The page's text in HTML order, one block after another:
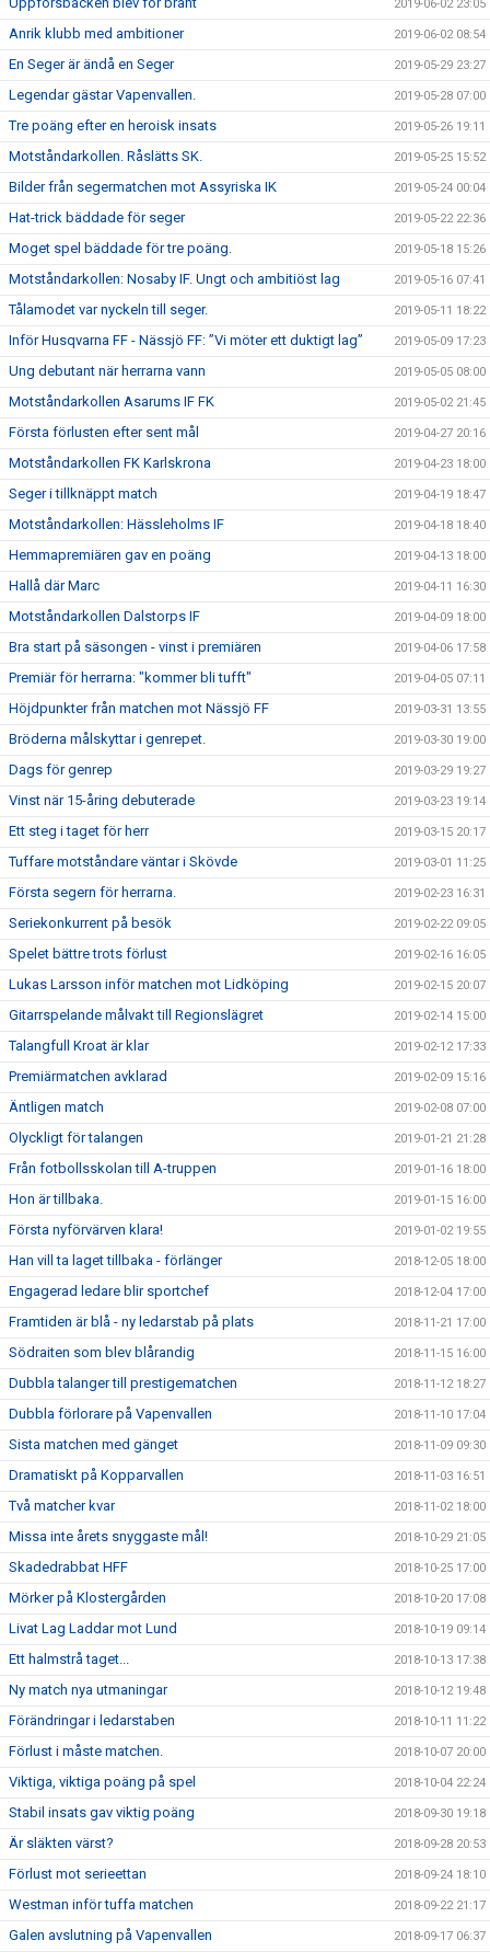
2019-06-02 23:05
Anrik klubb med ambitioner 2019-06-02 08:54
En Seger är ändå en Seger 2019-05-29 23:27
Legendar gästar Vapenvallen. 2019-05-28 07:00
Tre poäng efter en heroisk insats 2019-05-26 19:11
Motståndarkollen. Råslätts SK. 2019-05-25 15:52
Bilder från segermatchen mot Assyriska IK 2019-05-24 00:04
Hat-trick bäddade för seger 2019-05-22 22:36
Moget spel bäddade för tre poäng. 2019-05-18 15:26
Motståndarkollen: Nosaby IF. Ungt och ambitiöst lag 2019-05-16 07:41
Tålamodet var nyckeln till seger. 2019-05-11 18:22
Inför Husqvarna FF - Nässjö FF: ”Vi möter ett duktigt lag” 2019-05-09 17:23
Ung debutant när herrarna vann 2019-05-05 08:00
Motståndarkollen Asarums IF FK 2019-05-02 21:45
Första förlusten efter sent mål 2019-04-27 20:16
Motståndarkollen FK Karlskrona 2019-04-23 18:00
Seger i tillknäppt match 2019-04-19 18:47
Motståndarkollen: Hässleholms IF 2019-04-18 18:40
Hemmapremiären gav en poäng 2019-04-13 18:00
Hallå där Marc 2019-04-11 16:30
Motståndarkollen Dalstorps IF 2019-04-09 18:00
Bra start på säsongen - vinst i premiären 2019-04-06 17:58
Premiär för herrarna: "kommer bli tufft" 2019-04-05 07:11
Höjdpunkter från matchen mot Nässjö FF 2019-03-31 13:55
Bröderna målskyttar i genrepet. 2019-03-30 19:00
Dags för genrep 2019-03-29 19:27
Vinst när 15-åring debuterade 2019-03-23 19:14
Ett steg i taget för herr 2019-03-15 20:17
Tuffare motståndare väntar i Skövde 2019-03-01 11:25
Första segern för herrarna. 2019-02-23 16:31
Seriekonkurrent på besök 2019-02-22 09:05
Spelet bättre trots förlust 2019-02-16 16:05
Lukas Larsson inför matchen mot Lidköping 2019-02-15 20:07
Gitarrspelande målvakt till Regionslägret 2019-02-14 15:00
Talangfull Kroat är klar 2019-02-12 17:33
Premiärmatchen avklarad 2019-02-09 15:16
Äntligen match 2019-02-08 07:00
Olyckligt för talangen 2019-01-21 21:28
Från fotbollsskolan till A-truppen 2019-01-16 18:00
Hon är tillbaka. 2019-01-15 16:00
Första nyförvärven klara! 2019-01-02 19:55
Han vill ta laget tillbaka - förlänger 2018-12-05 18:00
Engagerad ledare blir sportchef 2018-12-04 17:00
Framtiden är blå - ny ledarstab på plats 2018-11-21 17:00
Södraiten som blev blårandig 2018-11-15 16:00
Dubbla talanger till prestigematchen 2018-11-12 18:27
Dubbla förlorare på Vapenvallen 2018-11-10 17:04
Sista matchen med gänget 2018-11-09 09:30
Dramatiskt på Kopparvallen 2018-11-03 16:51
Två matcher kvar 2018-11-02 18:00
Missa inte årets snyggaste mål! 2018-10-29 21:05
Skadedrabbat HFF 2018-10-25 17:00
Mörker på Klostergården 2018-10-20 17:08
Livat Lag Laddar mot Lund 2018-10-19 09:14
Ett halmstrå taget... 2018-10-13 17:38
Ny match nya utmaningar 2018-10-12 19:48
Förändringar i ledarstaben 2018-10-11 11:22
Förlust i måste matchen. 2018-10-07 20:00
Viktiga, viktiga poäng på spel 2018-10-04 22:24
Stabil insats gav viktig poäng 2018-09-30 19:18
Är släkten värst? 2018-09-28 20:53
Förlust mot serieettan 2018-09-24 18:10
Westman inför tuffa matchen 2018-09-22 21:17
Galen avslutning på Vapenvallen 2018-09-17 06:37